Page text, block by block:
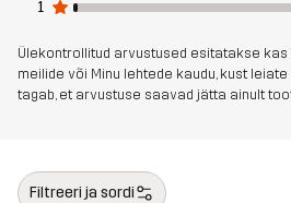
Kestlikkus Bluesign®
sihtrühm
1
Ülekontrollitud arvustused esitatakse
meilide või Minu lehtede kaudu, kust
tagab, et arvustuse saavad jätta ainult
Filtreeri ja sordi